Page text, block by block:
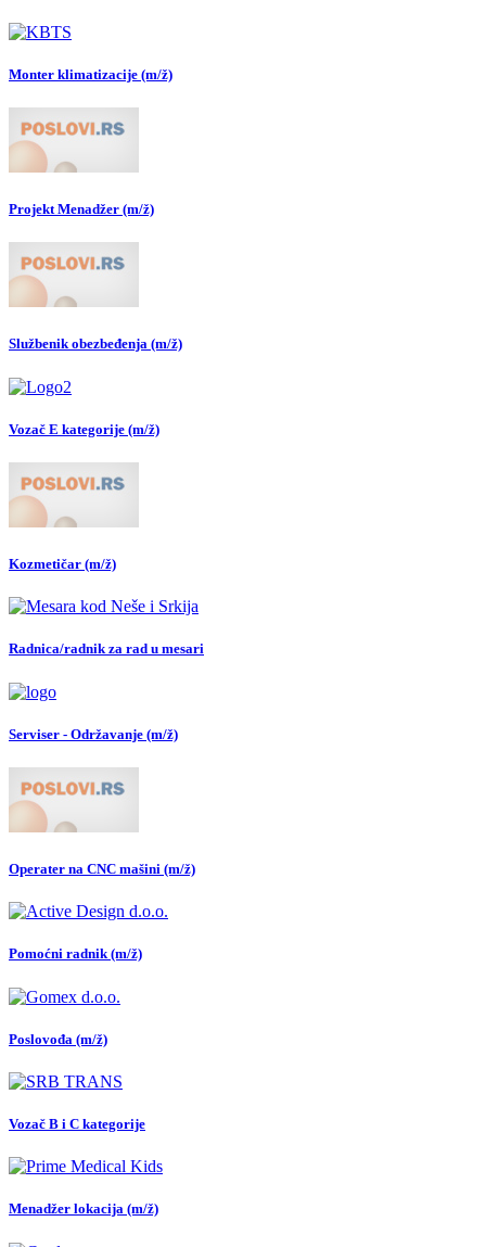
Monter klimatizacije (m/ž)
Projekt Menadžer (m/ž)
Službenik obezbeđenja (m/ž)
Vozač E kategorije (m/ž)
Kozmetičar (m/ž)
Radnica/radnik za rad u mesari
Serviser - Održavanje (m/ž)
Operater na CNC mašini (m/ž)
Pomoćni radnik (m/ž)
Poslovođa (m/ž)
Vozač B i C kategorije
Menadžer lokacija (m/ž)